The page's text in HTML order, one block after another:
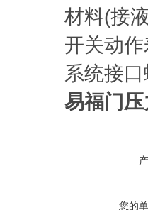
材料(接
开关动
系统接口
易福门
您的